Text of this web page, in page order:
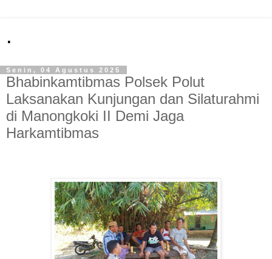
.
Senin, 04 Agustus 2025
Bhabinkamtibmas Polsek Polut
Laksanakan Kunjungan dan Silaturahmi
di Manongkoki II Demi Jaga
Harkamtibmas